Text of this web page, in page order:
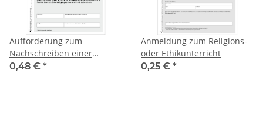
Aufforderung zum
Nachschreiben einer
Klausur/Klassenarbeit, DIN
0,48 € *
Anmeldung zum Religions-
oder Ethikunterricht
0,25 € *